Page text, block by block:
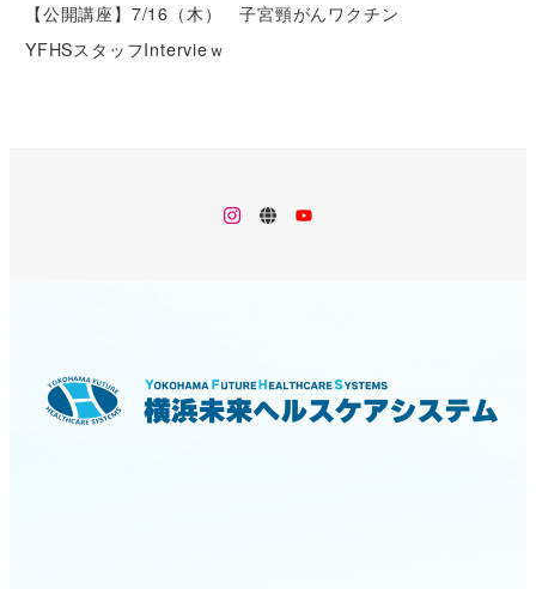
【公開講座】7/16（木） 子宮頸がんワクチン
YFHSスタッフIntervieｗ
メ メ メ